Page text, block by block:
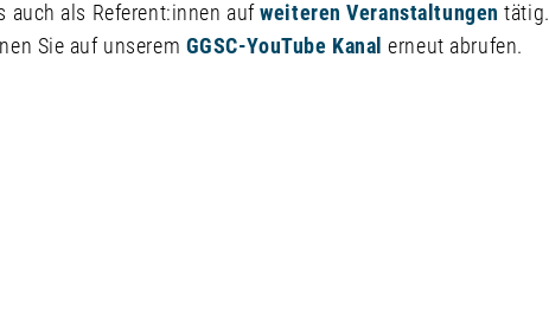
auch als Referent:innen aufweiteren Veranstaltungen tätig.
Sie auf unserem GGSC-YouTube Kanal erneut abrufen.